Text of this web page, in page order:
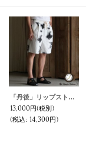
「丹後」リップストップオーガニックコットン GERMAN スノーカモ 2タック イージーショーツ【MADE IN JAPAN】『日本製』 / Upscape Audience
13,000円(税別)
(税込: 14,300円)